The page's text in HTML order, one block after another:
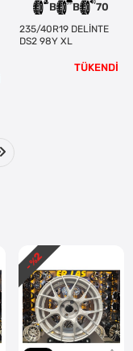
B B 70
235/40R19 DELİNTE
DS2 98Y XL
TÜKENDİ
- %
2